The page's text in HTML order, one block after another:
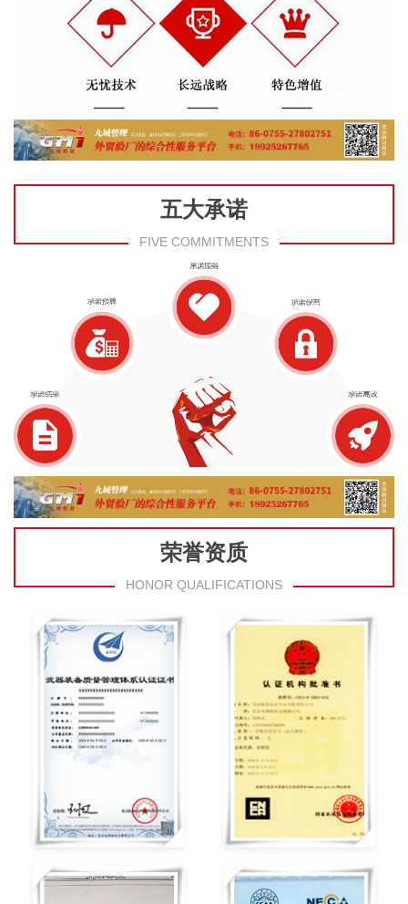
五大承诺
FIVE COMMITMENTS
荣誉资质
HONOR QUALIFICATIONS